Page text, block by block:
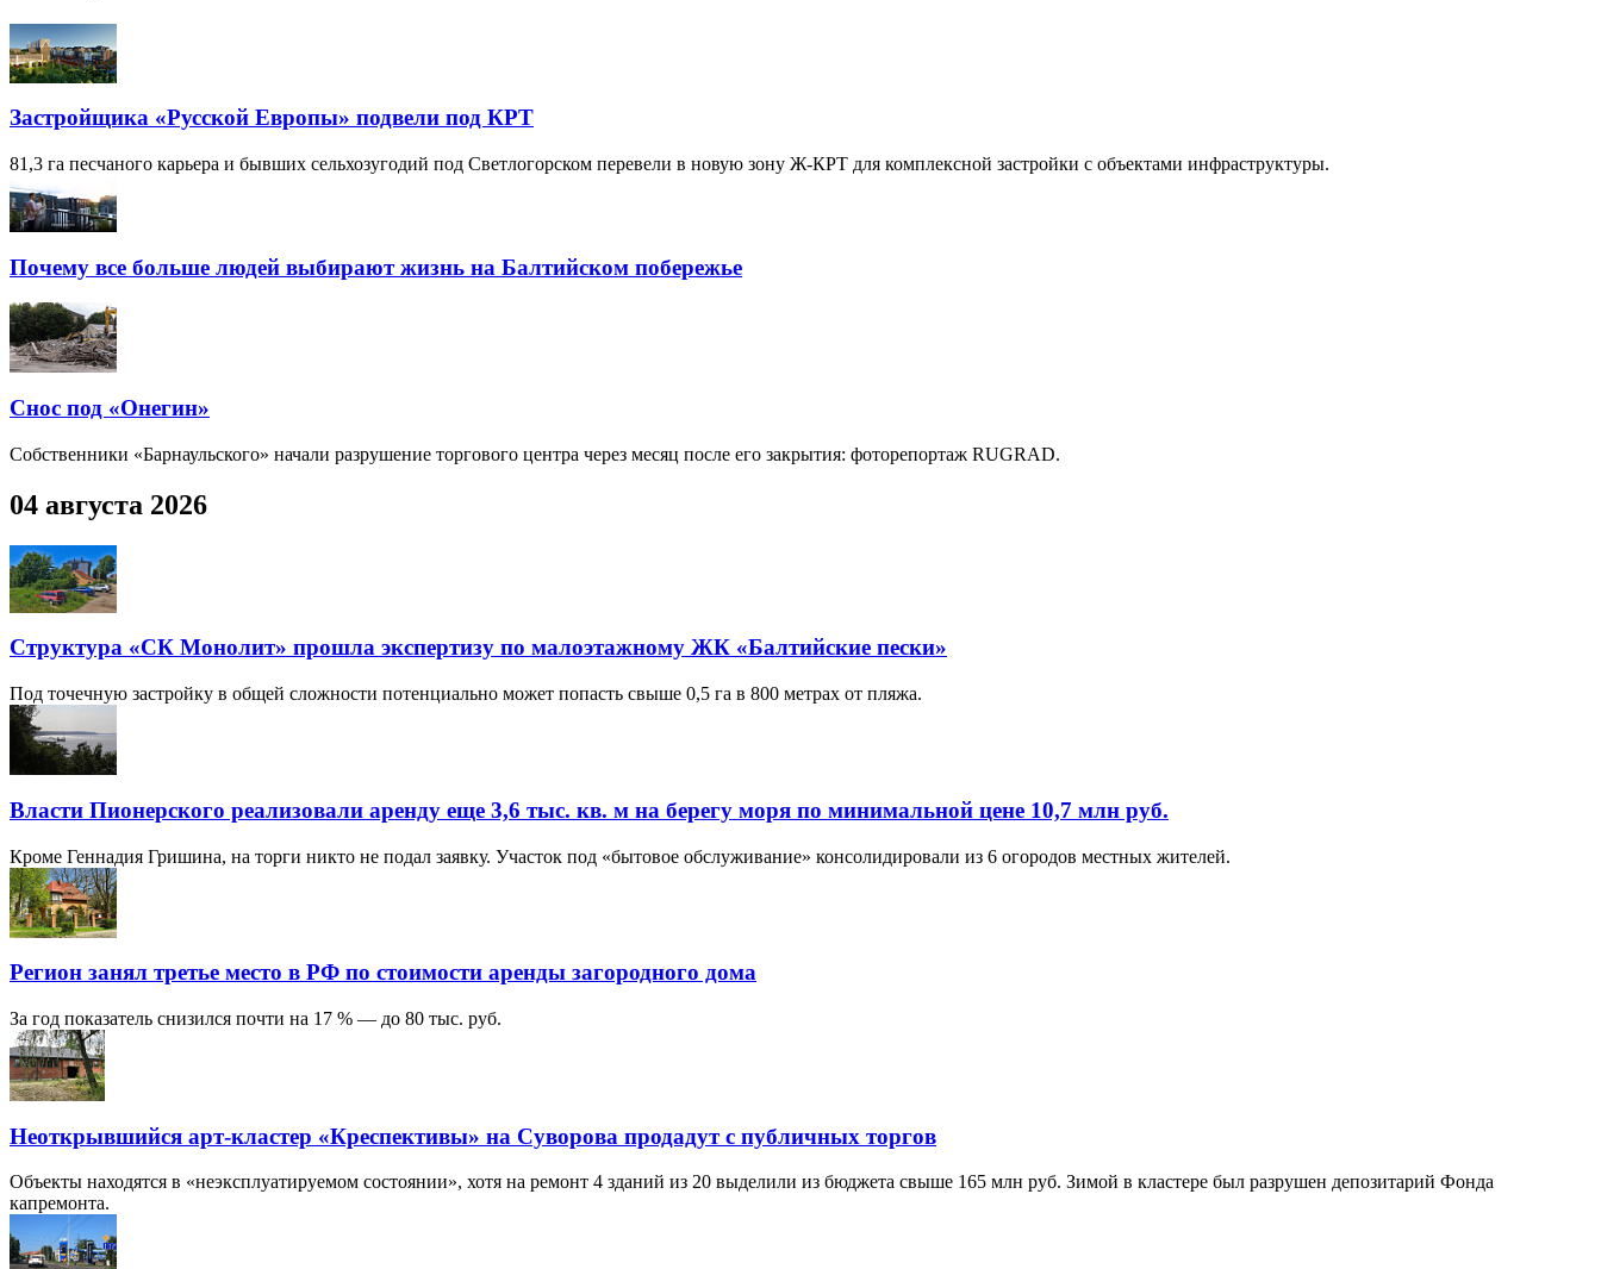
Застройщика «Русской Европы» подвели под КРТ
81,3 га песчаного карьера и бывших сельхозугодий под Светлогорском перевели в новую зону Ж-КРТ для комплексной застройки с объектами инфраструктуры.
Почему все больше людей выбирают жизнь на Балтийском побережье
Снос под «Онегин»
Собственники «Барнаульского» начали разрушение торгового центра через месяц после его закрытия: фоторепортаж RUGRAD.
04 августа 2026
Структура «СК Монолит» прошла экспертизу по малоэтажному ЖК «Балтийские пески»
Под точечную застройку в общей сложности потенциально может попасть свыше 0,5 га в 800 метрах от пляжа.
Власти Пионерского реализовали аренду еще 3,6 тыс. кв. м на берегу моря по минимальной цене 10,7 млн руб.
Кроме Геннадия Гришина, на торги никто не подал заявку. Участок под «бытовое обслуживание» консолидировали из 6 огородов местных жителей.
Регион занял третье место в РФ по стоимости аренды загородного дома
За год показатель снизился почти на 17 % — до 80 тыс. руб.
Неоткрывшийся арт-кластер «Креспективы» на Суворова продадут с публичных торгов
Объекты находятся в «неэксплуатируемом состоянии», хотя на ремонт 4 зданий из 20 выделили из бюджета свыше 165 млн руб. Зимой в кластере был разрушен депозитарий Фонда
капремонта.